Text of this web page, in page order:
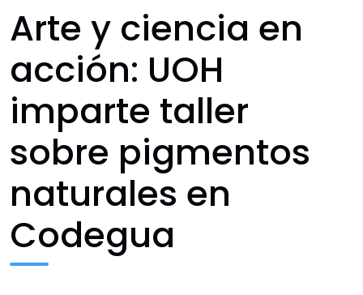
Arte y ciencia en
acción: UOH
imparte taller
sobre pigmentos
naturales en
Codegua